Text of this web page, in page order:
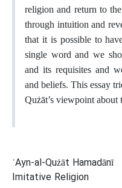
religion and return to
through intuition and
that it is possible to
single word and we
and its requisites and
and beliefs. This essay
Qużāt’s viewpoint about
ʿAyn-al-Qużāt Hamadānī
Imitative Religion